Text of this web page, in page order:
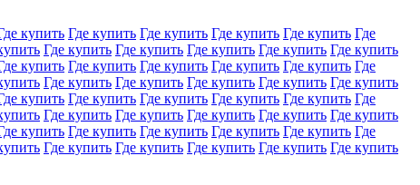
купить Где купить Где купить Где купить Где купить Где
Где купить Где купить Где купить Где купить Где купить
купить Где купить Где купить Где купить Где купить Где
Где купить Где купить Где купить Где купить Где купить
купить Где купить Где купить Где купить Где купить Где
Где купить Где купить Где купить Где купить Где купить
купить Где купить Где купить Где купить Где купить Где
Где купить Где купить Где купить Где купить Где купить